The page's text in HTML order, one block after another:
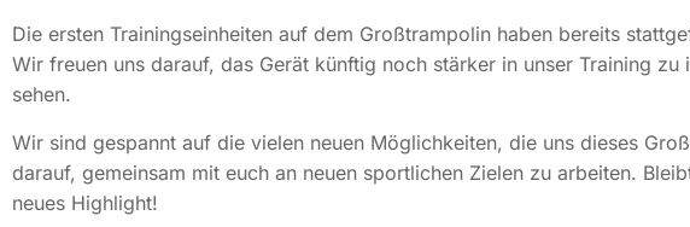
Die ersten Trainingseinheiten auf dem Großtrampolin haben bereits
Wir freuen uns darauf, das Gerät künftig noch stärker in unser Training
sehen.
Wir sind gespannt auf die vielen neuen Möglichkeiten, die uns dieses
darauf, gemeinsam mit euch an neuen sportlichen Zielen zu arbeiten.
neues Highlight!